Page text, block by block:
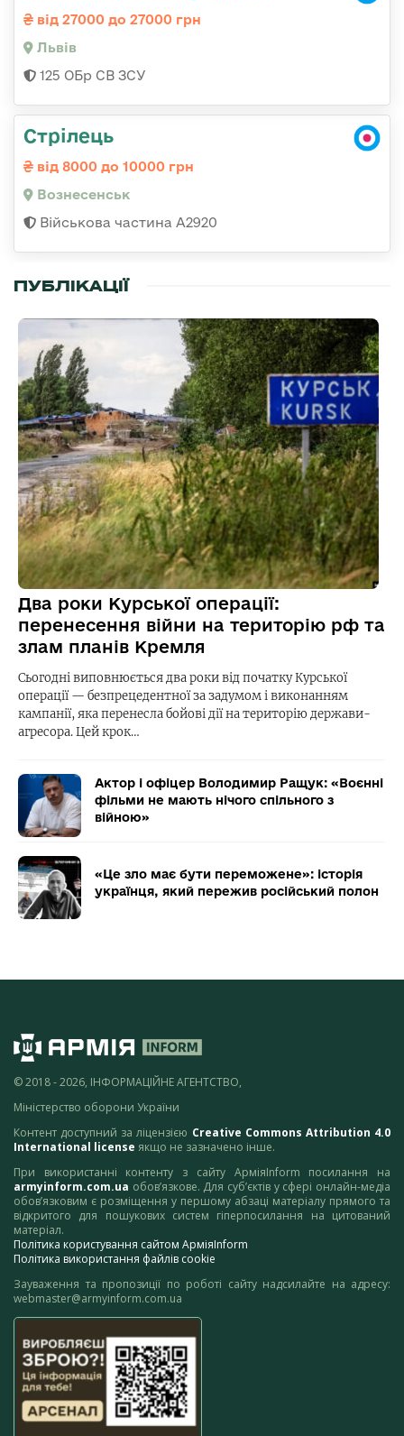
від 27000 до 27000 грн
Львів
125 ОБр СВ ЗСУ
Стрілець
від 8000 до 10000 грн
Вознесенськ
Військова частина А2920
ПУБЛІКАЦІЇ
Два роки Курської операції:
перенесення війни на територію рф та
злам планів Кремля
Сьогодні виповнюється два роки від початку Курської
операції — безпрецедентної за задумом і виконанням
кампанії, яка перенесла бойові дії на територію держави-
агресора. Цей крок…
Актор і офіцер Володимир Ращук: «Воєнні
фільми не мають нічого спільного з
війною»
«Це зло має бути переможене»: історія
українця, який пережив російський полон
© 2018 - 2026, ІНФОРМАЦІЙНЕ АГЕНТСТВО,
Міністерство оборони України
Контент доступний за ліцензією Creative Commons Attribution 4.0
International license якщо не зазначено інше.
При використанні контенту з сайту АрміяInform посилання на
armyinform.com.ua обов’язкове. Для суб’єктів у сфері онлайн-медіа
обов’язковим є розміщення у першому абзаці матеріалу прямого та
відкритого для пошукових систем гіперпосилання на цитований
матеріал.
Політика користування сайтом АрміяInform
Політика використання файлів cookie
Зауваження та пропозиції по роботі сайту надсилайте на адресу:
webmaster@armyinform.com.ua